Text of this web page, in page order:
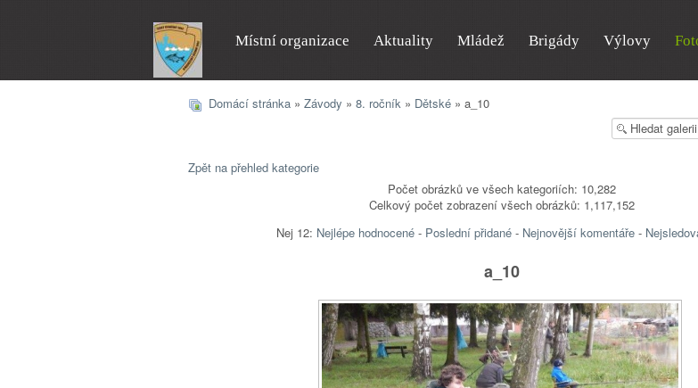
Místní organizace Aktuality Mládež Brigády Výlovy
Domácí stránka » Závody » 8. ročník » Dětské » a_10
Zpět na přehled kategorie
Počet obrázků ve všech kategoriích: 10,282
Celkový počet zobrazení všech obrázků: 1,117,152
Nej 12: Nejlépe hodnocené - Poslední přidané - Nejnovější komentáře -
a_10